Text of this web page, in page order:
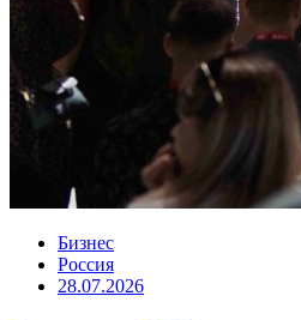
Бизнес
Россия
28.07.2026